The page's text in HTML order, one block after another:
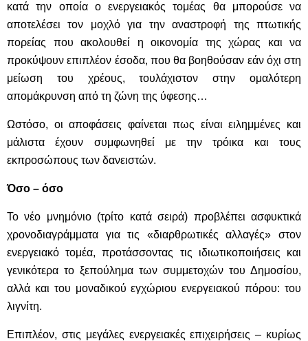
κατά την οποία ο ενεργειακός τομέας θα μπορούσε να
αποτελέσει τον μοχλό για την αναστροφή της πτωτικής
πορείας που ακολουθεί η οικονομία της χώρας και να
προκύψουν επιπλέον έσοδα, που θα βοηθούσαν εάν όχι στη
μείωση του χρέους, τουλάχιστον στην ομαλότερη
απομάκρυνση από τη ζώνη της ύφεσης…
Ωστόσο, οι αποφάσεις φαίνεται πως είναι ειλημμένες και
μάλιστα έχουν συμφωνηθεί με την τρόικα και τους
εκπροσώπους των δανειστών.
Όσο – όσο
Το νέο μνημόνιο (τρίτο κατά σειρά) προβλέπει ασφυκτικά
χρονοδιαγράμματα για τις «διαρθρωτικές αλλαγές» στον
ενεργειακό τομέα, προτάσσοντας τις ιδιωτικοποιήσεις και
γενικότερα το ξεπούλημα των συμμετοχών του Δημοσίου,
αλλά και του μοναδικού εγχώριου ενεργειακού πόρου: του
λιγνίτη.
Επιπλέον, στις μεγάλες ενεργειακές επιχειρήσεις – κυρίως